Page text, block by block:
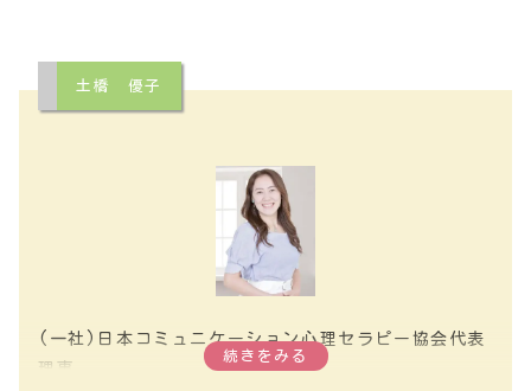
土橋 優子
(一社)日本コミュニケーション心理セラピー協会代表
理事
続きをみる